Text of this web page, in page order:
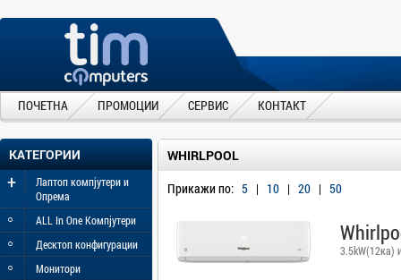
ПОЧЕТНА ПРОМОЦИИ СЕРВИС КОНТАКТ
КАТЕГОРИИ
Лаптоп компјутери и
Опрема
+
ALL In One Компјутери
◦
Десктоп конфигурации
◦
Монитори
◦
WHIRLPOOL
Прикажи по: 5 | 10 | 20 | 50
3.5kW(12ка)